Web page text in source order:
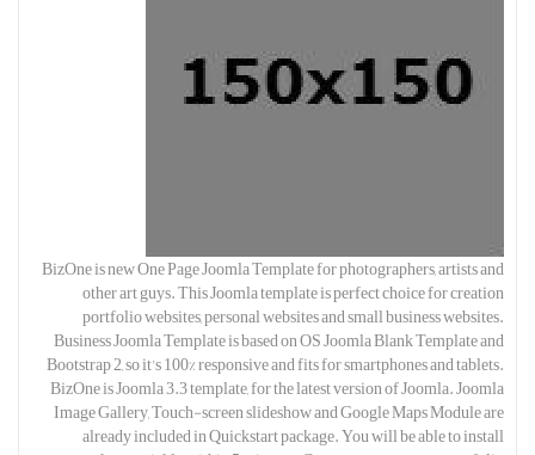
BizOne is new One Page Joomla Template for photographers, artists and
other art guys. This Joomla template is perfect choice for creation
portfolio websites, personal websites and small business websites.
Business Joomla Template is based on OS Joomla Blank Template and
Bootstrap 2, so it's 100% responsive and fits for smartphones and tablets.
BizOne is Joomla 3.3 template, for the latest version of Joomla. Joomla
Image Gallery, Touch-screen slideshow and Google Maps Module are
already included in Quickstart package. You will be able to install